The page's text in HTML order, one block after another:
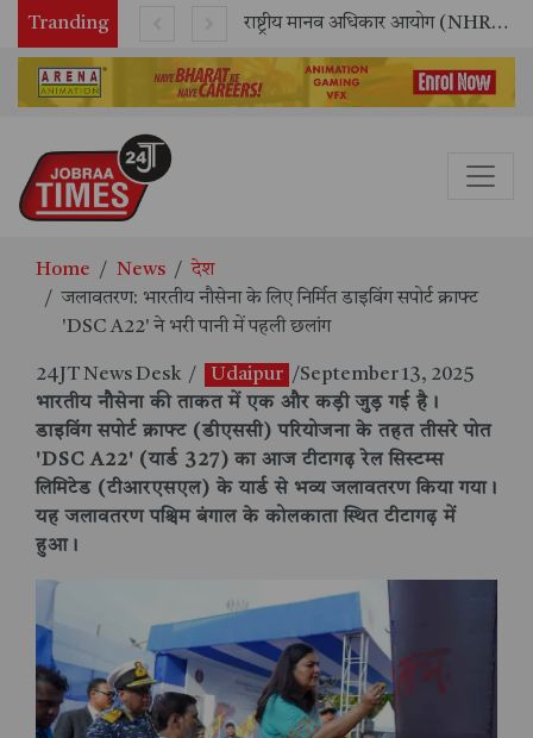
Tranding राष्ट्रीय मानव अधिकार आयोग (NHRC) के ऑनलाइन इंटर्नशिप कार्यक्रम का समापन, 21 राज्यों के छात्रों ने किया सफलतापूर्वक पूर्ण
Home News
देश
जलावतरण: भारतीय नौसेना के लिए निर्मित डाइविंग सपोर्ट क्राफ्ट
'DSC A22' ने भरी पानी में पहली छलांग
24JT News Desk / Udaipur /September 13, 2025
भारतीय नौसेना की ताकत में एक और कड़ी जुड़ गई है।
डाइविंग सपोर्ट क्राफ्ट (डीएससी) परियोजना के तहत तीसरे पोत
'DSC A22' (यार्ड 327) का आज टीटागढ़ रेल सिस्टम्स
लिमिटेड (टीआरएसएल) के यार्ड से भव्य जलावतरण किया गया।
यह जलावतरण पश्चिम बंगाल के कोलकाता स्थित टीटागढ़ में
हुआ।